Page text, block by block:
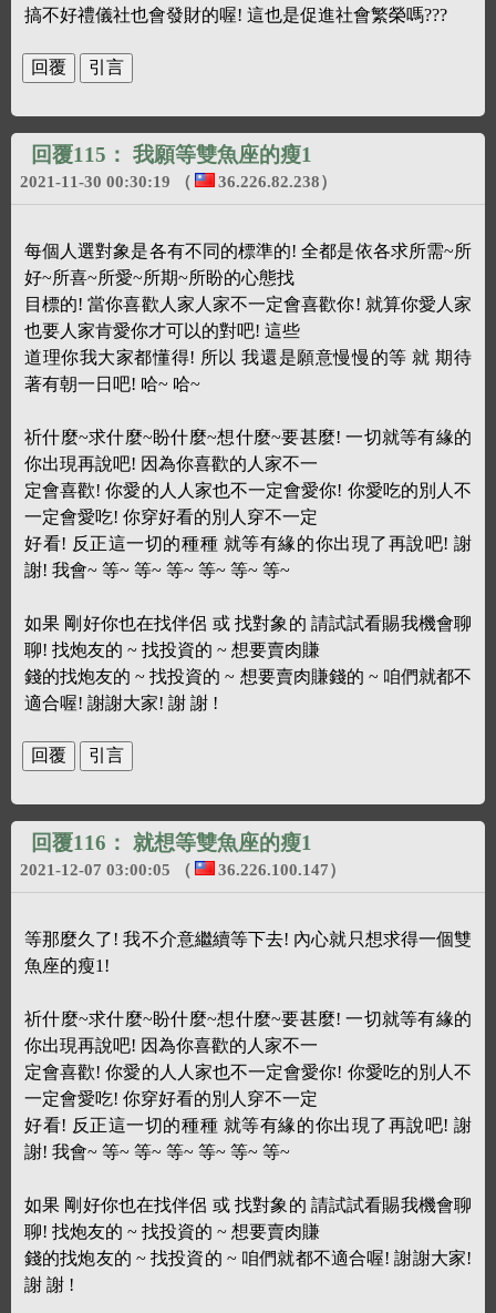
搞不好禮儀社也會發財的喔! 這也是促進社會繁榮嗎???
回覆115： 我願等雙魚座的瘦1
2021-11-30 00:30:19 （ 36.226.82.238）
每個人選對象是各有不同的標準的! 全都是依各求所需~所
好~所喜~所愛~所期~所盼的心態找
目標的! 當你喜歡人家人家不一定會喜歡你! 就算你愛人家
也要人家肯愛你才可以的對吧! 這些
道理你我大家都懂得! 所以 我還是願意慢慢的等 就 期待
著有朝一日吧! 哈~ 哈~
祈什麼~求什麼~盼什麼~想什麼~要甚麼! 一切就等有緣的
你出現再說吧! 因為你喜歡的人家不一
定會喜歡! 你愛的人人家也不一定會愛你! 你愛吃的別人不
一定會愛吃! 你穿好看的別人穿不一定
好看! 反正這一切的種種 就等有緣的你出現了再說吧! 謝
謝! 我會~ 等~ 等~ 等~ 等~ 等~ 等~
如果 剛好你也在找伴侶 或 找對象的 請試試看賜我機會聊
聊! 找炮友的 ~ 找投資的 ~ 想要賣肉賺
錢的找炮友的 ~ 找投資的 ~ 想要賣肉賺錢的 ~ 咱們就都不
適合喔! 謝謝大家! 謝 謝 !
回覆116： 就想等雙魚座的瘦1
2021-12-07 03:00:05 （ 36.226.100.147）
等那麼久了! 我不介意繼續等下去! 內心就只想求得一個雙
魚座的瘦1!
祈什麼~求什麼~盼什麼~想什麼~要甚麼! 一切就等有緣的
你出現再說吧! 因為你喜歡的人家不一
定會喜歡! 你愛的人人家也不一定會愛你! 你愛吃的別人不
一定會愛吃! 你穿好看的別人穿不一定
好看! 反正這一切的種種 就等有緣的你出現了再說吧! 謝
謝! 我會~ 等~ 等~ 等~ 等~ 等~ 等~
如果 剛好你也在找伴侶 或 找對象的 請試試看賜我機會聊
聊! 找炮友的 ~ 找投資的 ~ 想要賣肉賺
錢的找炮友的 ~ 找投資的 ~ 咱們就都不適合喔! 謝謝大家!
謝 謝 !